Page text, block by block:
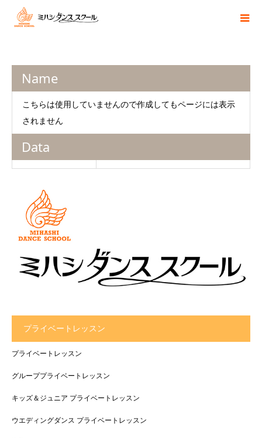
Name
こちらは使用していませんので作成してもページには表示
されません
Data
プライベートレッスン
プライベートレッスン
グループプライベートレッスン
キッズ＆ジュニア プライベートレッスン
ウエディングダンス プライベートレッスン